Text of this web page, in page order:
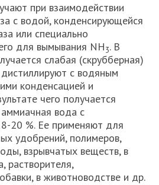
при взаимодействии
с водой, конденсирующейся
или специально
для вымывания NH3. В
слабая (скрубберная)
с водяным
конденсацией и
чего получается
вода с
20 %. Ее применяют для
удобрений, полимеров,
взрывчатых веществ, в
растворителя,
в животноводстве и др.